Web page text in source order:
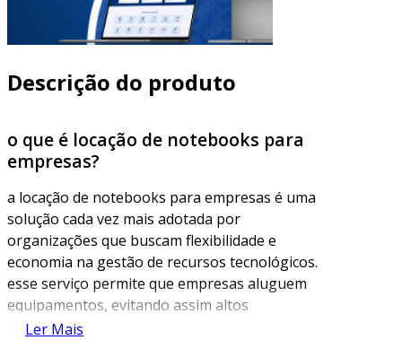
Descrição do produto
o que é locação de notebooks para
empresas?
a locação de notebooks para empresas é uma
solução cada vez mais adotada por
organizações que buscam flexibilidade e
economia na gestão de recursos tecnológicos.
esse serviço permite que empresas aluguem
equipamentos, evitando assim altos
investimentos na compra de novos dispositivos.
Ler Mais